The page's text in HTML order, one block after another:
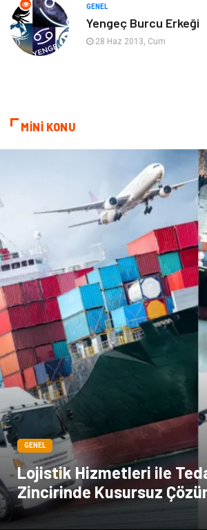
Astroloji Keyfinizi
Çadır
Yazı Tahtaları Pet
GENEL
Yengeç Burcu Erkeği
28 Haz 2013, Cum
MİNİ KONU
GENEL
Lojistik Hizmetleri ile
Zincirinde Kusursuz